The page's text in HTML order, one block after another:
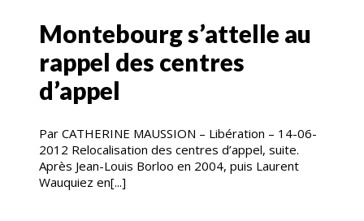
Montebourg s’attelle au
rappel des centres
d’appel
Par CATHERINE MAUSSION – Libération – 14-06-
2012 Relocalisation des centres d’appel, suite.
Après Jean-Louis Borloo en 2004, puis Laurent
Wauquiez en[...]